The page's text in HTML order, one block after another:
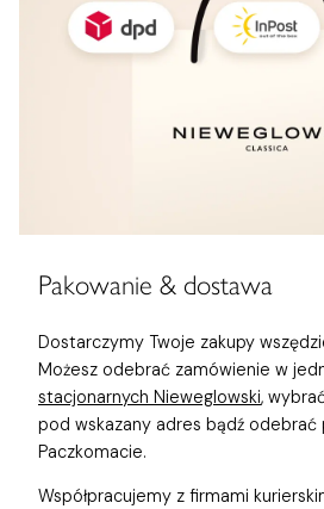
Pakowanie & dostawa
Dostarczymy Twoje zakupy
Możesz odebrać zamówienie w
stacjonarnych Nieweglowski,
pod wskazany adres bądź odebrać
Paczkomacie.
Współpracujemy z firmami